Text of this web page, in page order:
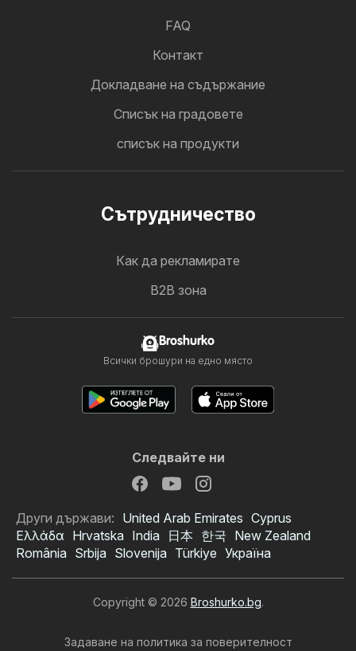
FAQ
Контакт
Докладване на съдържание
Cписък на градовете
списък на продукти
Cътрудничество
Как да рекламирате
B2B зона
Broshurko
Всички брошури на едно място
Следвайте ни
Други държави: United Arab Emirates Cyprus
Ελλάδα Hrvatska India 日本 한국 New Zealand
România Srbija Slovenija Türkiye Україна
Copyright © 2026 Broshurko.bg.
Задаване на политика за поверителност